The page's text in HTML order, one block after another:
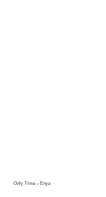
Only Time – Enya